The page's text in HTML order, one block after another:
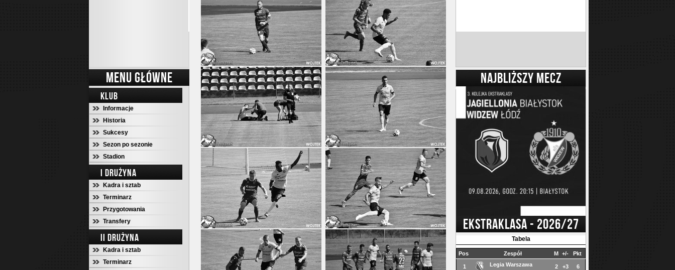
MENU GŁÓWNE
KLUB
Informacje
Historia
Sukcesy
Sezon po sezonie
Stadion
I DRUŻYNA
Kadra i sztab
Terminarz
Przygotowania
Transfery
II DRUŻYNA
Kadra i sztab
Terminarz
NAJBLIŻSZY MECZ
EKSTRAKLASA - 2026/27
Tabela
Pos Zespół M +/- Pkt
1 Legia Warszawa 2 +3 6